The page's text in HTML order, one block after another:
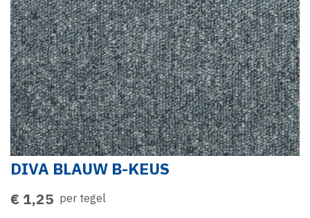
DIVA BLAUW B-KEUS
€ 1,25 per tegel